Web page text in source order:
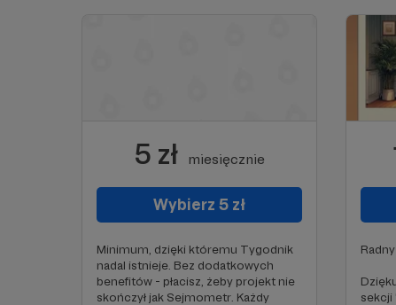
5 zł miesięcznie
Wybierz 5 zł
Minimum, dzięki któremu Tygodnik
nadal istnieje. Bez dodatkowych
benefitów - płacisz, żeby projekt nie
skończył jak Sejmometr. Każdy
Radny
sekcji